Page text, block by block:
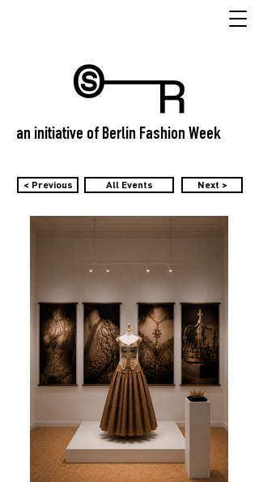
an initiative of Berlin Fashion Week
< Previous All Events Next >